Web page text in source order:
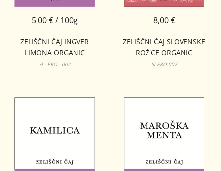
ZELIŠČNI ČAJ INGVER
LIMONA ORGANIC
SI - EKO - 002
5,00 € / 100g
ZELIŠČNI ČAJ SLOVENSKE
ROŽ'CE ORGANIC
PLOČEVINKA 20G
SI-EKO-002
8,00 €